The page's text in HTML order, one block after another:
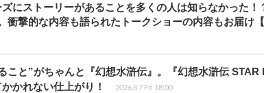
ズにストーリーがあることを多くの人は知らなかった！
衝撃的な内容も語られたトークショーの内容もお届け
こと”がちゃんと『幻想水滸伝』。『幻想水滸伝 STAR
かれない仕上がり！
2026.8.7 Fri 18:00